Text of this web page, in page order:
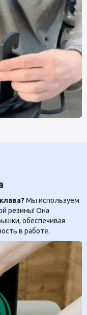
Мы используем
резины! Она
обеспечивая
в работе.